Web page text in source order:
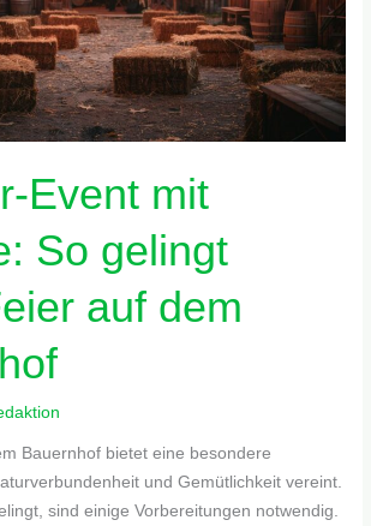
Event mit
So gelingt
auf dem
Bauernhof bietet eine besondere
und Gemütlichkeit vereint.
sind einige Vorbereitungen notwendig.